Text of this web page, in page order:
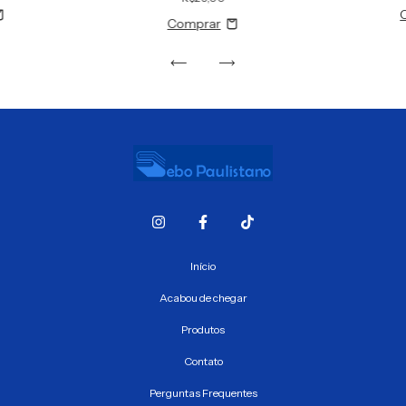
Início
Acabou de chegar
Produtos
Contato
Perguntas Frequentes